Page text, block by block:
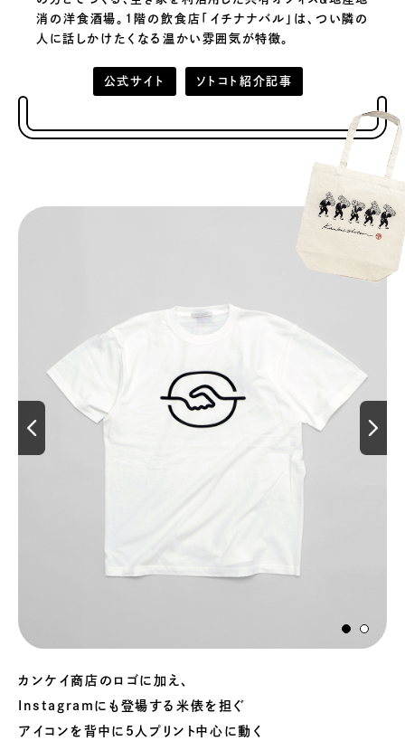
消の洋食酒場。1階の飲食店「イチナナバル」は、つい隣の
人に話しかけたくなる温かい雰囲気が特徴。
公式サイト ソトコト紹介記事
カンケイ商店のロゴに加え、
Instagramにも登場する米俵を担ぐ
アイコンを背中に5人プリント中心に動く